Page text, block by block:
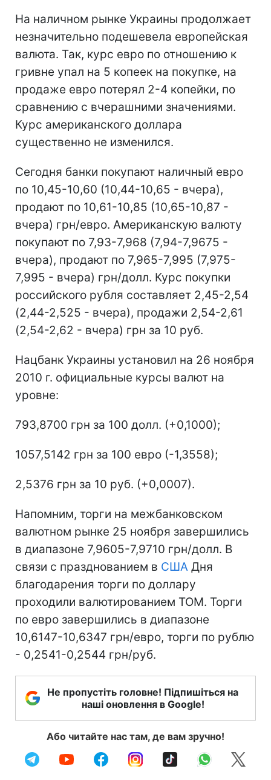
На наличном рынке Украины продолжает
незначительно подешевела европейская
валюта. Так, курс евро по отношению к
гривне упал на 5 копеек на покупке, на
продаже евро потерял 2-4 копейки, по
сравнению с вчерашними значениями.
Курс американского доллара
существенно не изменился.
Сегодня банки покупают наличный евро
по 10,45-10,60 (10,44-10,65 - вчера),
продают по 10,61-10,85 (10,65-10,87 -
вчера) грн/евро. Американскую валюту
покупают по 7,93-7,968 (7,94-7,9675 -
вчера), продают по 7,965-7,995 (7,975-
7,995 - вчера) грн/долл. Курс покупки
российского рубля составляет 2,45-2,54
(2,44-2,525 - вчера), продажи 2,54-2,61
(2,54-2,62 - вчера) грн за 10 руб.
Нацбанк Украины установил на 26 ноября
2010 г. официальные курсы валют на
уровне:
793,8700 грн за 100 долл. (+0,1000);
1057,5142 грн за 100 евро (-1,3558);
2,5376 грн за 10 руб. (+0,0007).
Напомним, торги на межбанковском
валютном рынке 25 ноября завершились
в диапазоне 7,9605-7,9710 грн/долл. В
связи с празднованием в США Дня
благодарения торги по доллару
проходили валютированием ТОМ. Торги
по евро завершились в диапазоне
10,6147-10,6347 грн/евро, торги по рублю
- 0,2541-0,2544 грн/руб.
Не пропустіть головне! Підпишіться на
наші оновлення в Google!
Або читайте нас там, де вам зручно!